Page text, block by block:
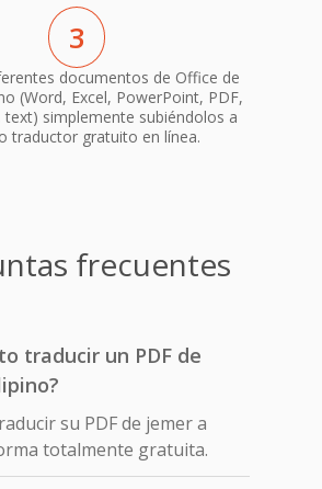
3
documentos de Office de
(Word, Excel, PowerPoint, PDF,
text) simplemente subiéndolos a
traductor gratuito en línea.
frecuentes
traducir un PDF de
su PDF de jemer a
totalmente gratuita.